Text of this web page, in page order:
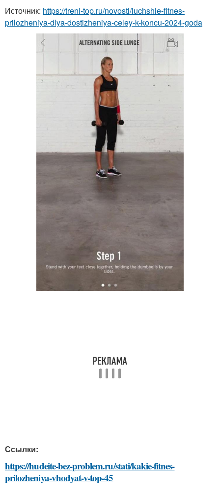
Источник: https://treni-top.ru/novosti/luchshie-fitnes-
prilozheniya-dlya-dostizheniya-celey-k-koncu-2024-goda
Ссылки:
https://hudeite-bez-problem.ru/stati/kakie-fitnes-
prilozheniya-vhodyat-v-top-45